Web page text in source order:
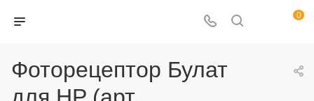
0
Фоторецептор Булат